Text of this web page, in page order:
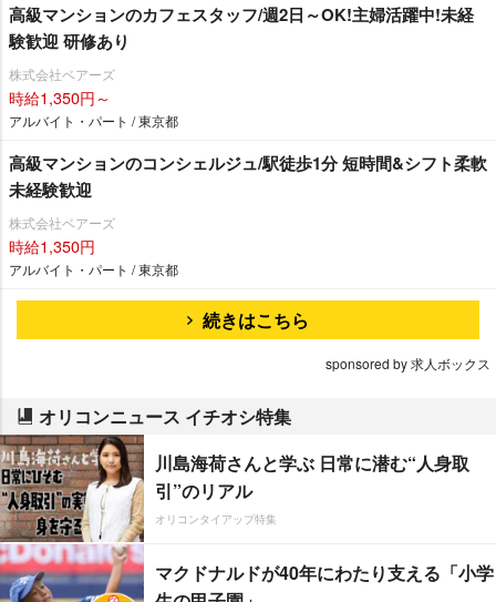
高級マンションのカフェスタッフ/週2日～OK!主婦活躍中!未経
験歓迎 研修あり
株式会社ベアーズ
時給1,350円～
アルバイト・パート / 東京都
高級マンションのコンシェルジュ/駅徒歩1分 短時間&シフト柔軟
未経験歓迎
株式会社ベアーズ
時給1,350円
アルバイト・パート / 東京都
続きはこちら
sponsored by 求人ボックス
オリコンニュース イチオシ特集
川島海荷さんと学ぶ 日常に潜む“人身取
引”のリアル
オリコンタイアップ特集
マクドナルドが40年にわたり支える「小学